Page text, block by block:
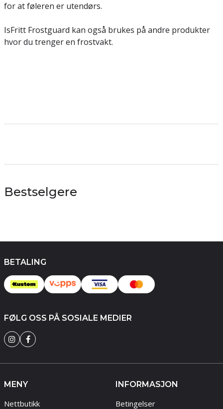
for at føleren er utendørs.
IsFritt Frostguard kan også brukes på andre produkter
hvor du trenger en frostvakt.
Bestselgere
BETALING
FØLG OSS PÅ SOSIALE MEDIER
MENY
Nettbutikk
INFORMASJON
Betingelser